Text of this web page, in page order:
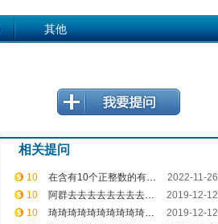
其他
相关提问
2022-11-26
10
在含有10个正整数的有序数组（数组元素个数大于10）中插入一个数字，插入后保持数组仍有序。
2019-12-12
10
阿群去去去去去去去去去去
2019-12-12
10
琦琦琦琦琦琦琦琦琦琦琦琦琦琦琦琦群群群群群群群群群群群群群群